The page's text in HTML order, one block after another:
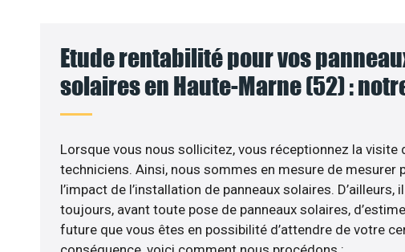
Etude rentabilité pour vos
solaires en Haute-Marne (52) :
Lorsque vous nous sollicitez, vous réceptionnez la visite
techniciens. Ainsi, nous sommes en mesure de mesurer
l’impact de l’installation de panneaux solaires. D’ailleurs,
toujours, avant toute pose de panneaux solaires,
future que vous êtes en possibilité d’attendre de votre